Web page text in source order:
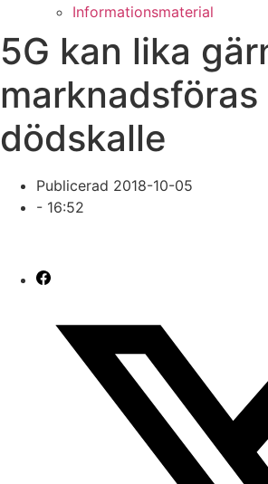
Informationsmaterial
5G kan lika
marknadsföras
dödskalle
Publicerad 2018-10-05
- 16:52